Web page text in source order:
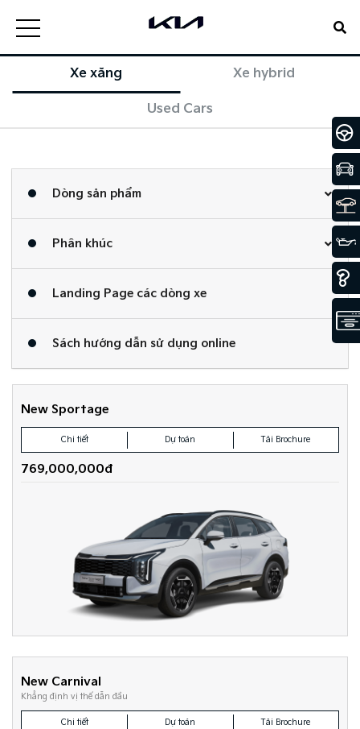
Xe xăng Xe hybrid
Used Cars
Dòng sản phẩm
Phân khúc
Landing Page các dòng xe
Sách hướng dẫn sử dụng online​
New Sportage
Chi tiết Dự toán Tải Brochure
769,000,000đ
New Carnival
Khẳng định vị thế dẫn đầu
Chi tiết Dự toán Tải Brochure